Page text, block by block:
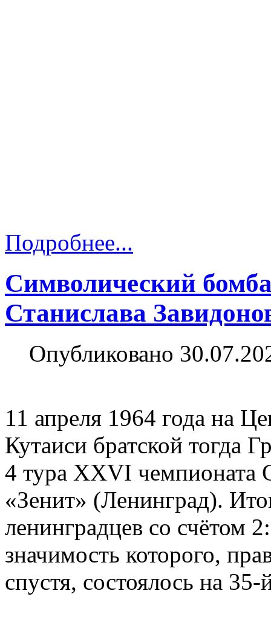
Подробнее...
Символический
Станислава
Опубликовано
11 апреля 1964 года на
Кутаиси братской тогда
4 тура XXVI чемпионата
«Зенит» (Ленинград).
ленинградцев со счётом
значимость которого,
спустя, состоялось на